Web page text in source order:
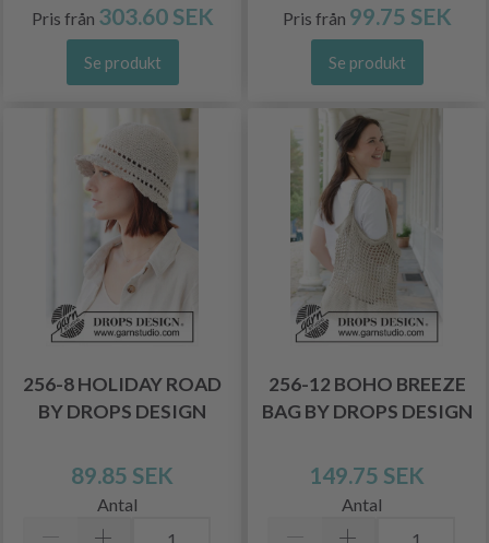
Pris från 303.60 SEK
Se produkt
Pris från 99.75 SEK
Se produkt
256-8 HOLIDAY ROAD
BY DROPS DESIGN
89.85 SEK
Antal
256-12 BOHO BREEZE
BAG BY DROPS DESIGN
149.75 SEK
Antal